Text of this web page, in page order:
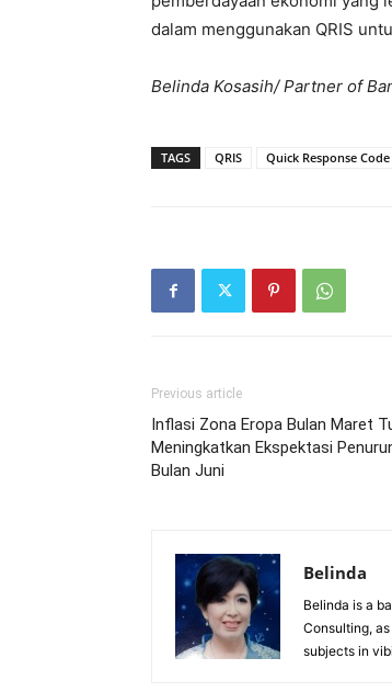
dalam menggunakan QRIS
Belinda Kosasih/ Partner of
TAGS QRIS Quick Response
Previous article
Inflasi Zona Eropa Bulan Maret
Meningkatkan Ekspektasi
Bulan Juni
Belinda
Belinda is a
Consulting,
subjects in